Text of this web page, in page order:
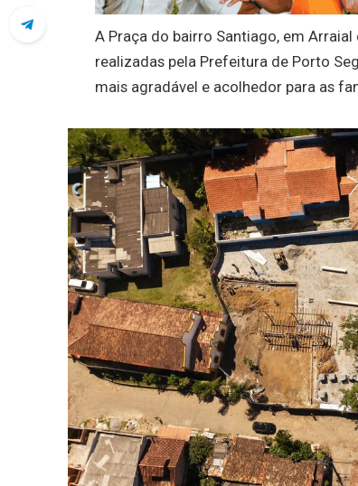
A Praça do bairro Santiago, em
realizadas pela Prefeitura de Porto
mais agradável e acolhedor para as